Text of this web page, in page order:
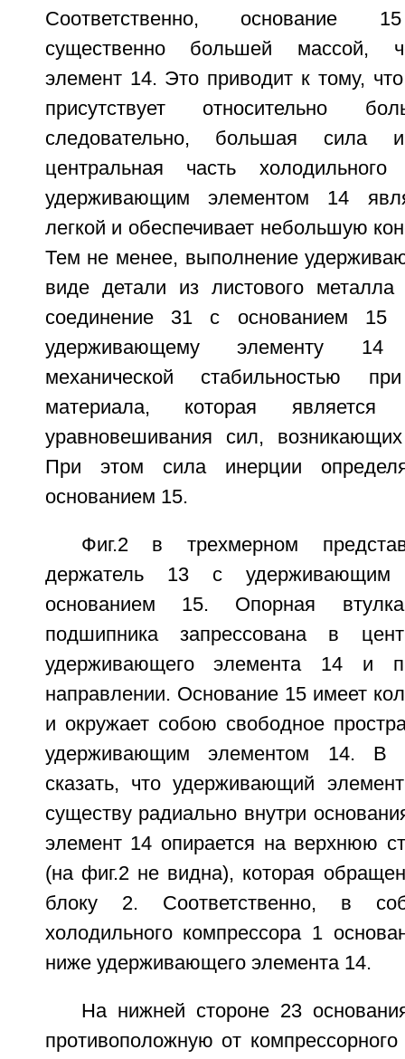
Соответственно, основание 15
существенно большей массой,
элемент 14. Это приводит к тому,
присутствует относительно
следовательно, большая сила
центральная часть
удерживающим элементом 14
легкой и обеспечивает небольшую
Тем не менее, выполнение
виде детали из листового металла
соединение 31 с основанием 15
удерживающему элементу 14
механической стабильностью
материала, которая является
уравновешивания сил,
При этом сила инерции
основанием 15.
Фиг.2 в трехмерном
держатель 13 с
основанием 15. Опорная
подшипника запрессована в
удерживающего элемента 14 и
направлении. Основание 15 имеет
и окружает собою свободное
удерживающим элементом 14. В
сказать, что удерживающий
существу радиально внутри
элемент 14 опирается на верхнюю
(на фиг.2 не видна), которая
блоку 2. Соответственно, в
холодильного компрессора 1
ниже удерживающего элемента 14.
На нижней стороне 23
противоположную от